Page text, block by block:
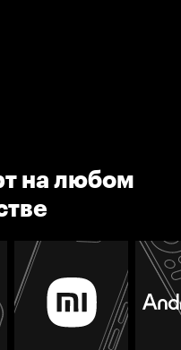
на любом